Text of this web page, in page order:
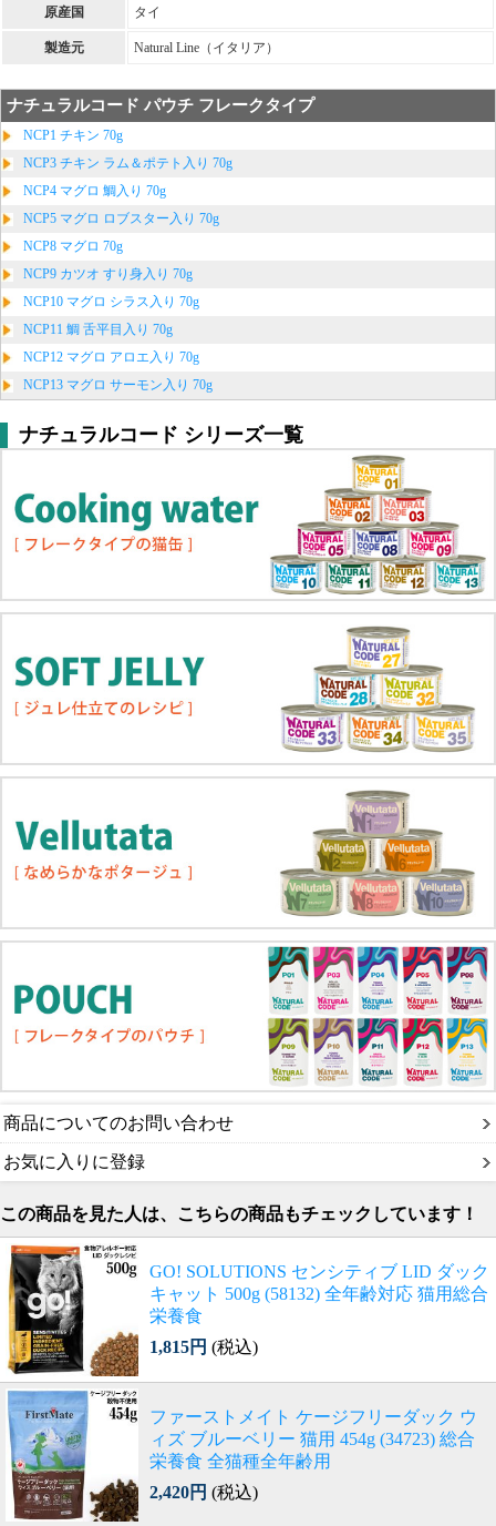
原産国 タイ
製造元 Natural Line（イタリア）
ナチュラルコード パウチ フレークタイプ
NCP1 チキン 70g
NCP3 チキン ラム＆ポテト入り 70g
NCP4 マグロ 鯛入り 70g
NCP5 マグロ ロブスター入り 70g
NCP8 マグロ 70g
NCP9 カツオ すり身入り 70g
NCP10 マグロ シラス入り 70g
NCP11 鯛 舌平目入り 70g
NCP12 マグロ アロエ入り 70g
NCP13 マグロ サーモン入り 70g
ナチュラルコード シリーズ一覧
商品についてのお問い合わせ
お気に入りに登録
この商品を見た人は、こちらの商品もチェックしています！
GO! SOLUTIONS センシティブ LID ダック
キャット 500g (58132) 全年齢対応 猫用総合
栄養食
1,815円 (税込)
ファーストメイト ケージフリーダック ウ
ィズ ブルーベリー 猫用 454g (34723) 総合
栄養食 全猫種全年齢用
2,420円 (税込)